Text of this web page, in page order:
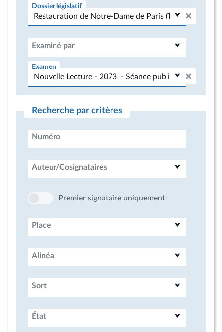
Dossier législatif
Examiné par
Examen
Recherche par critères
Numéro
Auteur/Cosignataires
Premier signataire uniquement
Place
Alinéa
Sort
État